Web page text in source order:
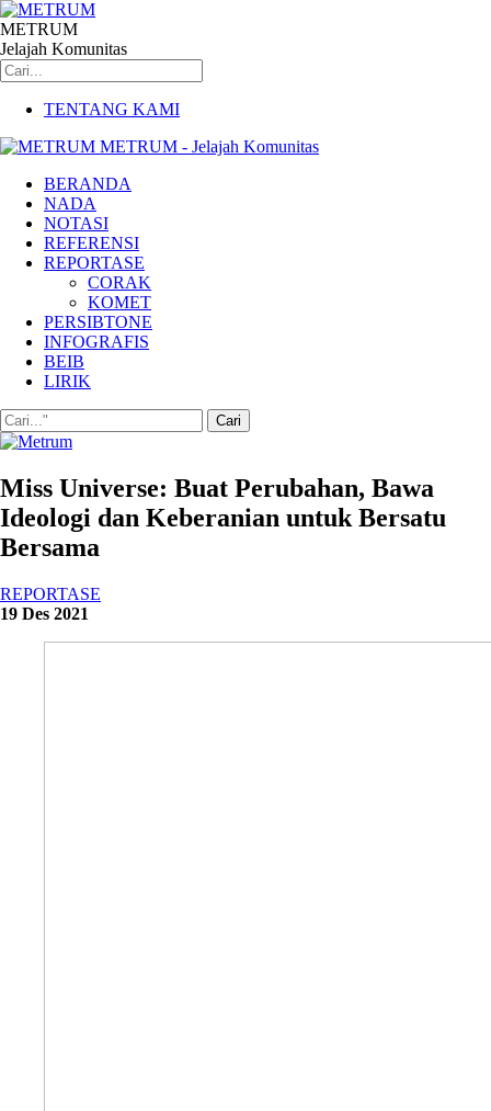
METRUM
Jelajah Komunitas
TENTANG KAMI
METRUM - Jelajah Komunitas
BERANDA
NADA
NOTASI
REFERENSI
REPORTASE
CORAK
KOMET
PERSIBTONE
INFOGRAFIS
BEIB
LIRIK
Miss Universe: Buat Perubahan, Bawa
Ideologi dan Keberanian untuk Bersatu
Bersama
REPORTASE
19 Des 2021